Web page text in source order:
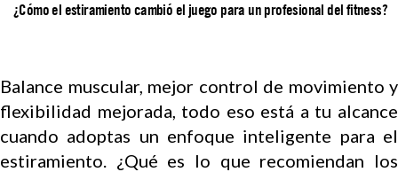
¿Cómo el estiramiento cambió el juego para un profesional del fitness?
Balance muscular, mejor control de movimiento y
flexibilidad mejorada, todo eso está a tu alcance
cuando adoptas un enfoque inteligente para el
estiramiento. ¿Qué es lo que recomiendan los